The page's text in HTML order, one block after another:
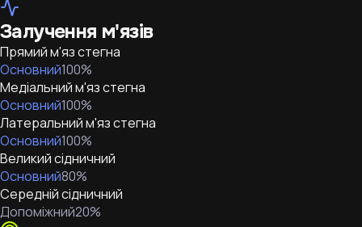
Залучення м'язів
Прямий м'яз стегна
Основний100%
Медіальний м'яз стегна
Основний100%
Латеральний м'яз стегна
Основний100%
Великий сідничний
Основний80%
Середній сідничний
Допоміжний20%